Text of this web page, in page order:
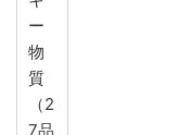
ー
物
質
（2
7品